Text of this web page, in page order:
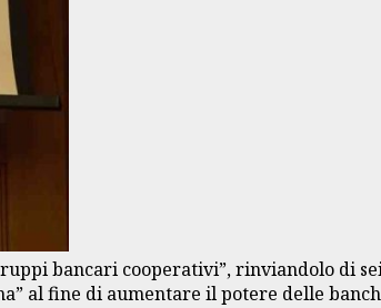
bancari cooperativi”, rinviandolo di
al fine di aumentare il potere delle